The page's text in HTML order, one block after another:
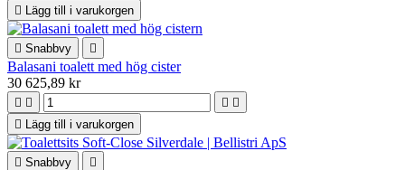

Lägg till i varukorgen
 Snabbvy 
Balasani toalett med hög cister
30 625,89 kr
   

Lägg till i varukorgen
 Snabbvy 